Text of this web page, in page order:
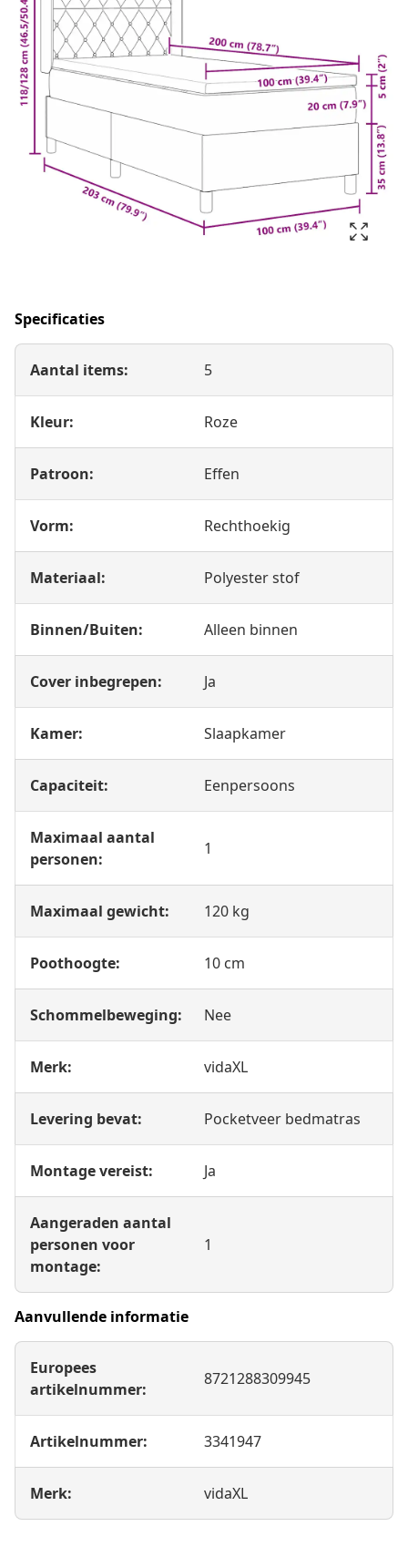
Specificaties
Aantal items: 5
Kleur: Roze
Patroon: Effen
Vorm: Rechthoekig
Materiaal: Polyester stof
Binnen/Buiten: Alleen binnen
Cover inbegrepen: Ja
Kamer: Slaapkamer
Capaciteit: Eenpersoons
Maximaal aantal
personen:
Maximaal gewicht: 120 kg
Poothoogte: 10 cm
Schommelbeweging: Nee
Merk: vidaXL
Levering bevat: Pocketveer bedmatras
Montage vereist: Ja
Aangeraden aantal
personen voor
montage:
Aanvullende informatie
Europees
artikelnummer:
Artikelnummer: 3341947
Merk: vidaXL